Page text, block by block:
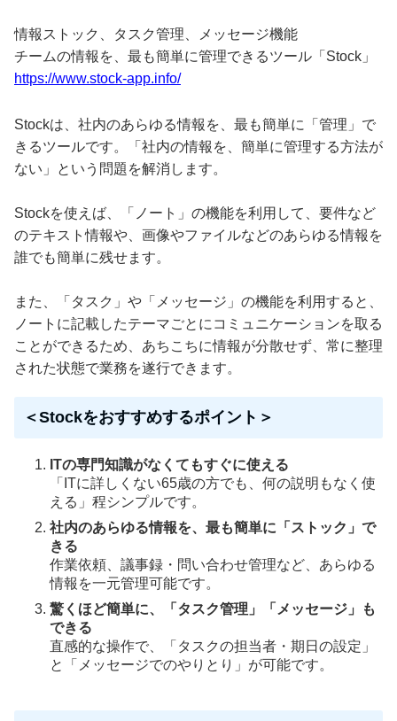
情報ストック、タスク管理、メッセージ機能
チームの情報を、最も簡単に管理できるツール「Stock」
https://www.stock-app.info/
Stockは、社内のあらゆる情報を、最も簡単に「管理」で
きるツールです。「社内の情報を、簡単に管理する方法が
ない」という問題を解消します。
Stockを使えば、「ノート」の機能を利用して、要件など
のテキスト情報や、画像やファイルなどのあらゆる情報を
誰でも簡単に残せます。
また、「タスク」や「メッセージ」の機能を利用すると、
ノートに記載したテーマごとにコミュニケーションを取る
ことができるため、あちこちに情報が分散せず、常に整理
された状態で業務を遂行できます。
＜Stockをおすすめするポイント＞
ITの専門知識がなくてもすぐに使える
「ITに詳しくない65歳の方でも、何の説明もなく使
える」程シンプルです。
社内のあらゆる情報を、最も簡単に「ストック」で
きる
作業依頼、議事録・問い合わせ管理など、あらゆる
情報を一元管理可能です。
驚くほど簡単に、「タスク管理」「メッセージ」も
できる
直感的な操作で、「タスクの担当者・期日の設定」
と「メッセージでのやりとり」が可能です。